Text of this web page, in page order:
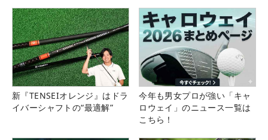
新『TENSEIオレンジ』はドラ
イバーシャフトの“最適解”
今年も男女プロが強い「キャ
ロウェイ」のニュース一覧は
こちら！